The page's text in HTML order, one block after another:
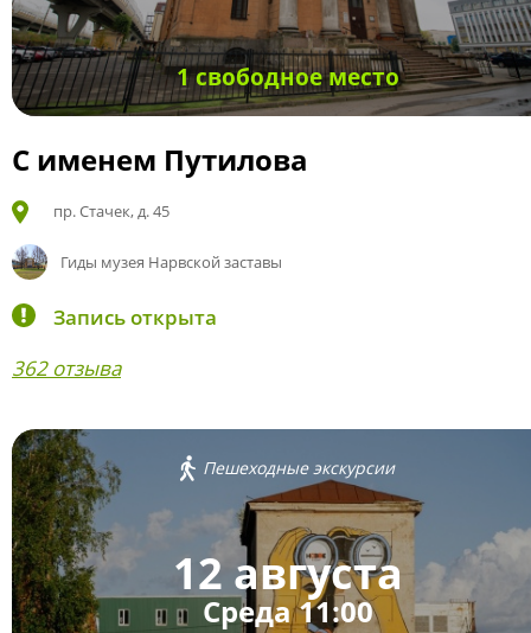
1 свободное место
С именем Путилова
пр. Стачек, д. 45
Гиды музея Нарвской заставы
Запись открыта
362 отзыва
Пешеходные экскурсии
12 августа
Среда 11:00